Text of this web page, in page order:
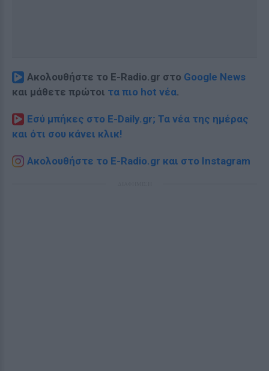
Ακολουθήστε το E-Radio.gr στο Google News
και μάθετε πρώτοι τα πιο hot νέα.
Εσύ μπήκες στο E-Daily.gr; Τα νέα της ημέρας
και ότι σου κάνει κλικ!
Ακολουθήστε το E-Radio.gr και στο Instagram